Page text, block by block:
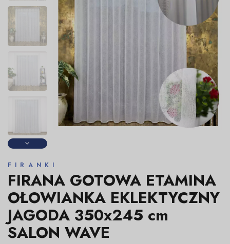
FIRANKI
FIRANA GOTOWA ETAMINA
OŁOWIANKA EKLEKTYCZNY
JAGODA 350x245 cm
SALON WAVE